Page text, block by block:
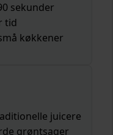
sekunder
tid
køkkener
juicere
grøntsager